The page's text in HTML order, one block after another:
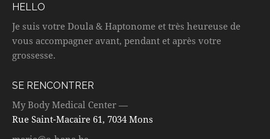
HELLO
Je suis votre Doula & Haptonome et très heureuse de
vous accompagner avant, pendant et après votre
grossesse.
SE RENCONTRER
My Body Medical Center —
Rue Saint-Macaire 61, 7034 Mons